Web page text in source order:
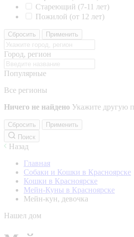
Стареющий (7-11 лет)
Пожилой (от 12 лет)
Сбросить Применить
Город, регион
Популярные
Все регионы
Ничего не найдено Укажите другую
Сбросить
Применить
Поиск
Назад
Главная
Собаки и Кошки в Красноярске
Кошки в Красноярске
Мейн-Куны в Красноярске
Мейн-кун, девочка
Нашел дом